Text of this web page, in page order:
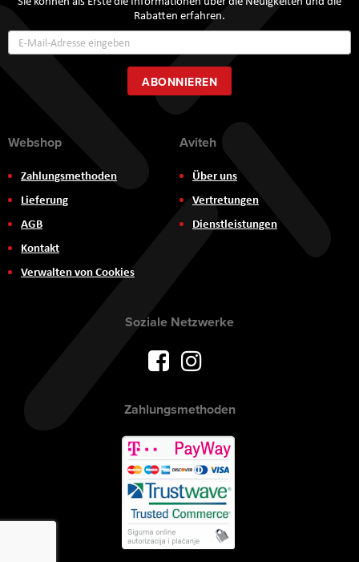
Rabatten erfahren.
zum
Newsletter:
ABONNIEREN
Webshop
Zahlungsmethoden
Lieferung
AGB
Kontakt
Verwalten von Cookies
Aviteh
Über uns
Vertretungen
Dienstleistungen
Soziale Netzwerke
Zahlungsmethoden